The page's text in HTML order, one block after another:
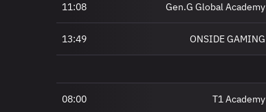
11:08 Gen.G Global Academy
13:49 ONSIDE GAMING
08:00 T1 Academy